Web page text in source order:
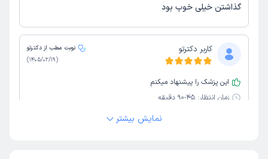
گذاشتن خیلی خوب بود
کاربر دکترتو
نوبت مطب از دکترتو
(
1405/02/19
)
این پزشک را پیشنهاد میکنم
زمان انتظار: 45-90 دقیقه
خانم دکتر با حوصله به صورتی که بیمار متوجه شود توضیحات
نمایش بیشتر